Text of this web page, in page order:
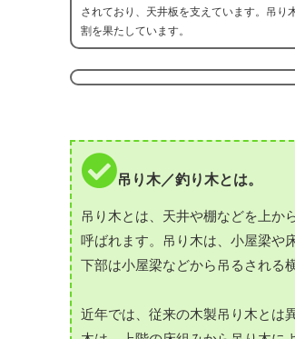
されており、天井板を支えています。吊
割を果たしています。
吊り木／釣り木とは。
吊り木とは、天井や棚などを上か
呼ばれます。吊り木は、小屋梁や
下部は小屋梁などから吊るされる
近年では、従来の木製吊り木とは